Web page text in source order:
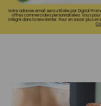
Votre adresse email sera utilisée par Digital
offres commerciales personnalisées. Vous
intégré dans la newsletter. Pour en savoir plus